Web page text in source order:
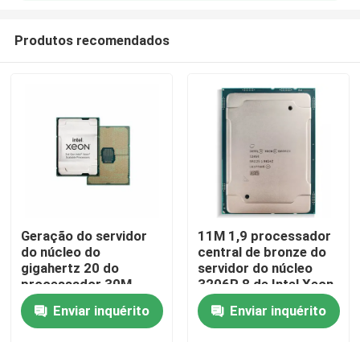
Para casa
Produtos
Produtos recomendados
Geração do servidor
do núcleo do
gigahertz 20 do
processador 30M
Cache 2,3 da prata
4316 de Intel Xeon ó
Enviar inquérito
11M 1,9 processador
central de bronze do
servidor do núcleo
3206R 8 de Intel Xeon
do processador do
processador central
do gigahertz INTEL
Enviar inquérito